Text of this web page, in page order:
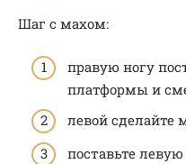
Шаг с махом:
правую ногу
платформы и
левой сделайте
поставьте